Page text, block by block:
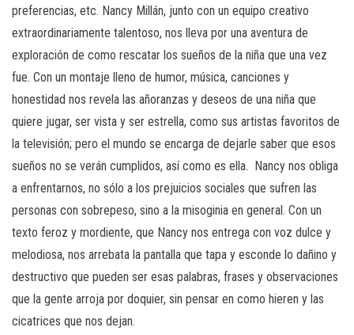
preferencias, etc. Nancy Millán, junto con un equipo creativo
extraordinariamente talentoso, nos lleva por una aventura de
exploración de como rescatar los sueños de la niña que una vez
fue. Con un montaje lleno de humor, música, canciones y
honestidad nos revela las añoranzas y deseos de una niña que
quiere jugar, ser vista y ser estrella, como sus artistas favoritos de
la televisión; pero el mundo se encarga de dejarle saber que esos
sueños no se verán cumplidos, así como es ella. Nancy nos obliga
a enfrentarnos, no sólo a los prejuicios sociales que sufren las
personas con sobrepeso, sino a la misoginia en general. Con un
texto feroz y mordiente, que Nancy nos entrega con voz dulce y
melodiosa, nos arrebata la pantalla que tapa y esconde lo dañino y
destructivo que pueden ser esas palabras, frases y observaciones
que la gente arroja por doquier, sin pensar en como hieren y las
cicatrices que nos dejan.